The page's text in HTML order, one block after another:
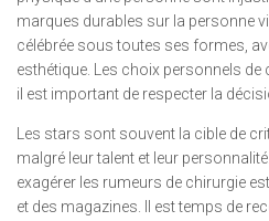
marques durables sur la personne
célébrée sous toutes ses formes,
esthétique. Les choix personnels
il est important de respecter la
Les stars sont souvent la cible de
malgré leur talent et leur
exagérer les rumeurs de chirurgie
et des magazines. Il est temps de